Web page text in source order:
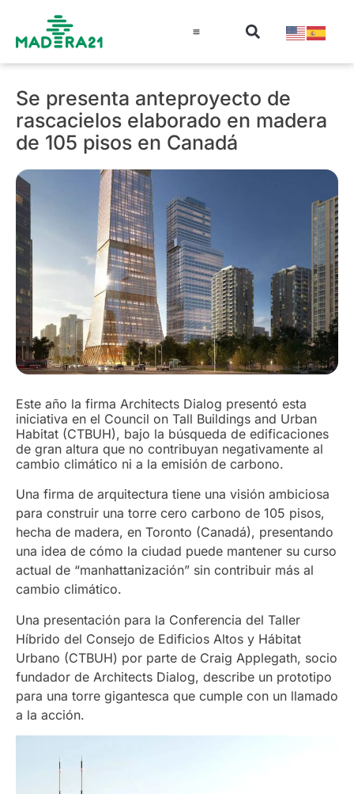
Se presenta anteproyecto de
rascacielos elaborado en madera
de 105 pisos en Canadá
Este año la firma Architects Dialog presentó esta
iniciativa en el Council on Tall Buildings and Urban
Habitat (CTBUH), bajo la búsqueda de edificaciones
de gran altura que no contribuyan negativamente al
cambio climático ni a la emisión de carbono.
Una firma de arquitectura tiene una visión ambiciosa
para construir una torre cero carbono de 105 pisos,
hecha de madera, en Toronto (Canadá), presentando
una idea de cómo la ciudad puede mantener su curso
actual de “manhattanización” sin contribuir más al
cambio climático.
Una presentación para la Conferencia del Taller
Híbrido del Consejo de Edificios Altos y Hábitat
Urbano (CTBUH) por parte de Craig Applegath, socio
fundador de Architects Dialog, describe un prototipo
para una torre gigantesca que cumple con un llamado
a la acción.